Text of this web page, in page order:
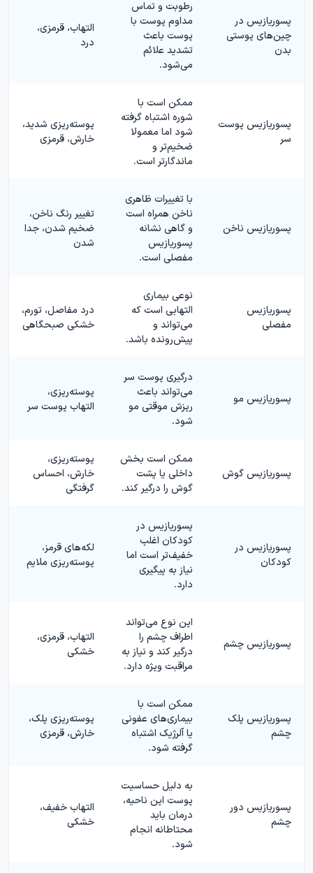
پسوریازیس در
چین‌های پوستی
بدن
رطوبت و تماس
مداوم پوست با
پوست باعث
تشدید علائم
می‌شود.
التهاب، قرمزی،
درد
پسوریازیس پوست
سر
ممکن است با
شوره اشتباه گرفته
شود اما معمولا
ضخیم‌تر و
ماندگارتر است.
پوسته‌ریزی شدید،
خارش، قرمزی
پسوریازیس ناخن
با تغییرات ظاهری
ناخن همراه است
و گاهی نشانه
پسوریازیس
مفصلی است.
تغییر رنگ ناخن،
ضخیم شدن، جدا
شدن
پسوریازیس
مفصلی
نوعی بیماری
التهابی است که
می‌تواند و
پیش‌رونده باشد.
درد مفاصل، تورم،
خشکی صبحگاهی
پسوریازیس مو
درگیری پوست سر
می‌تواند باعث
ریزش موقتی مو
شود.
پوسته‌ریزی،
التهاب پوست سر
پسوریازیس گوش
ممکن است بخش
داخلی یا پشت
گوش را درگیر کند.
پوسته‌ریزی،
خارش، احساس
گرفتگی
پسوریازیس در
کودکان
پسوریازیس در
کودکان اغلب
خفیف‌تر است اما
نیاز به پیگیری
دارد.
لکه‌های قرمز،
پوسته‌ریزی ملایم
پسوریازیس چشم
این نوع می‌تواند
اطراف چشم را
درگیر کند و نیاز به
مراقبت ویژه دارد.
التهاب، قرمزی،
خشکی
پسوریازیس پلک
چشم
ممکن است با
بیماری‌های عفونی
یا آلرژیک اشتباه
گرفته شود.
پوسته‌ریزی پلک،
خارش، قرمزی
پسوریازیس دور
چشم
به دلیل حساسیت
پوست این ناحیه،
درمان باید
محتاطانه انجام
شود.
التهاب خفیف،
خشکی